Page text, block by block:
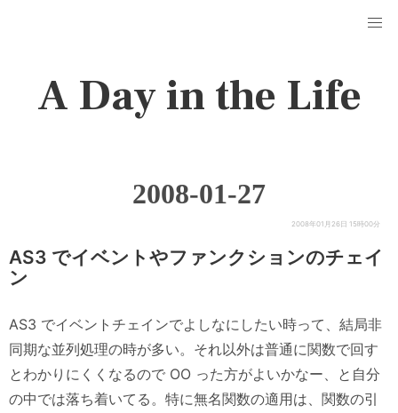
A Day in the Life
2008-01-27
2008年01月26日 15時00分
AS3 でイベントやファンクションのチェイ
ン
AS3 でイベントチェインでよしなにしたい時って、結局非
同期な並列処理の時が多い。それ以外は普通に関数で回す
とわかりにくくなるので OO った方がよいかなー、と自分
の中では落ち着いてる。特に無名関数の適用は、関数の引